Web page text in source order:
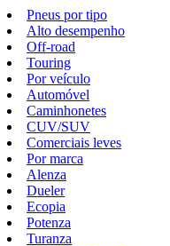
Pneus por tipo
Alto desempenho
Off-road
Touring
Por veículo
Automóvel
Caminhonetes
CUV/SUV
Comerciais leves
Por marca
Alenza
Dueler
Ecopia
Potenza
Turanza